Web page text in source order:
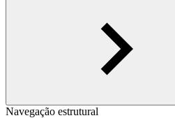
Navegação estrutural